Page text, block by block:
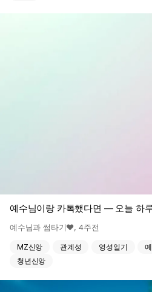
예수님이랑 카톡했다면 — 오늘 하
예수님과 썸타기♥, 4주전
MZ신앙 관계성 영성일기
청년신앙